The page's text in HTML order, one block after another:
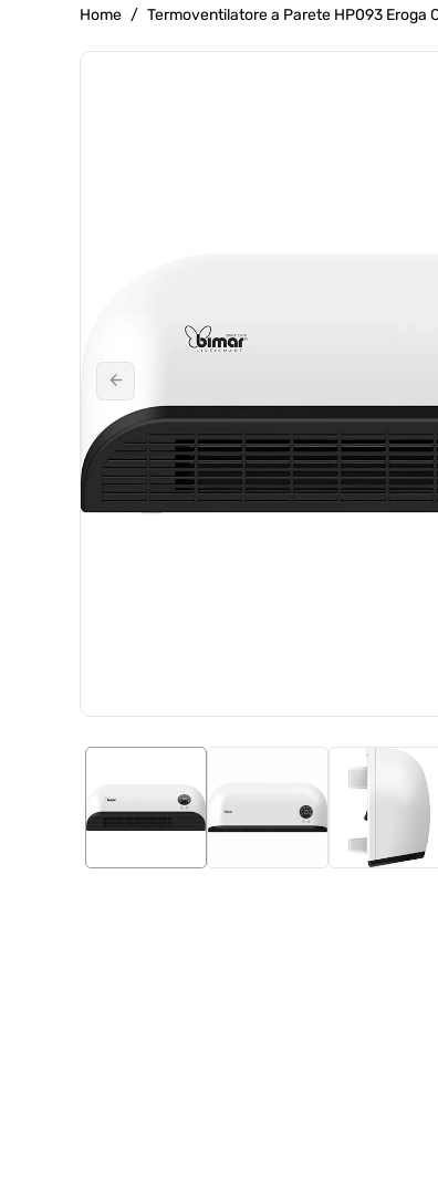
g
r
Home / Termoventilatore a Parete HP093 Eroga